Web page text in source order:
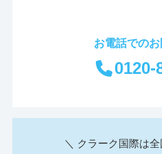
お電話での
0120-
＼ クラーク国際は